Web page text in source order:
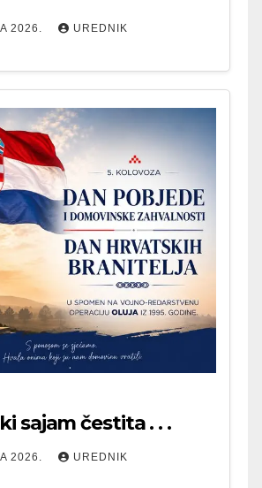
2026. UREDNIK
sajam čestita . . .
2026. UREDNIK